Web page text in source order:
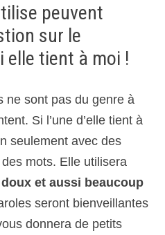
peuvent
sur le
elle tient à moi !
ne sont pas du genre à
Si l’une d’elle tient à
seulement avec des
mots. Elle utilisera
et aussi beaucoup
seront bienveillantes
donnera de petits